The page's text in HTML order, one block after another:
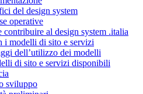
del design system
operative
contribuire al design system .italia
i modelli di sito e servizi
dell’utilizzo dei modelli
di sito e servizi disponibili
sviluppo